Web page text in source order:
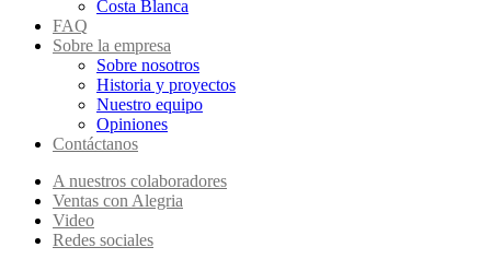
Costa Blanca
FAQ
Sobre la empresa
Sobre nosotros
Historia y proyectos
Nuestro equipo
Opiniones
Contáctanos
A nuestros colaboradores
Ventas con Alegria
Video
Redes sociales